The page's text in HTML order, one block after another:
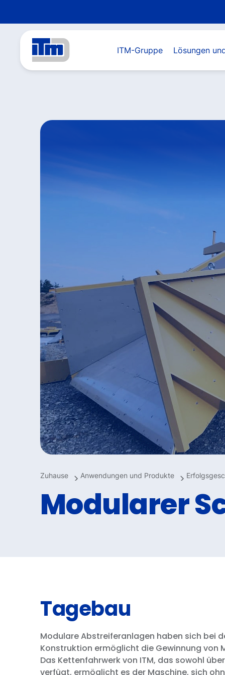
ITM-Gruppe Lösungen
Zuhause Anwendungen und Produkte
Modularer
Tagebau
Modulare Abstreiferanlagen haben sich bei
Konstruktion ermöglicht die Gewinnung von
Das Kettenfahrwerk von ITM, das sowohl
verfügt, ermöglicht es der Maschine, sich